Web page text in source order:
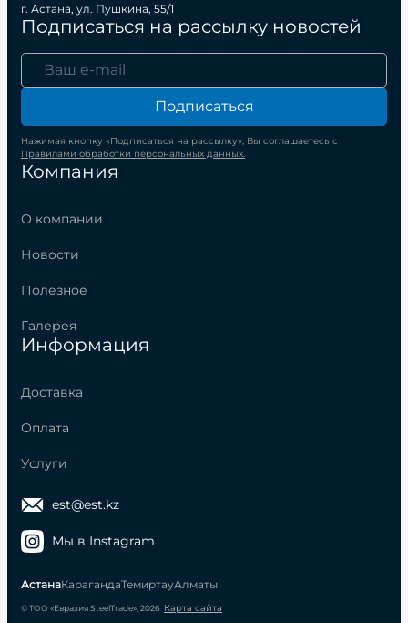
Компания
О компании
Новости
Полезное
Галерея
Информация
Доставка
Оплата
Услуги
г. Астана, ул. Пушкина, 55/1
Подписаться на рассылку новостей
Подписаться
Нажимая кнопку «Подписаться на рассылку», Вы соглашаетесь с
Правилами обработки персональных данных.
est@est.kz
Мы в Instagram
АстанаКарагандаТемиртауАлматы
© ТОО «Евразия SteelTrade», 2026 Карта сайта